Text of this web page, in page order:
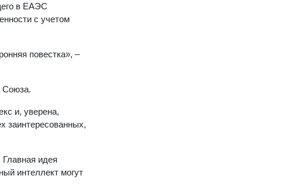
в ЕАЭС
с учетом
повестка», –
Союза.
и, уверена,
заинтересованных,
идея
интеллект могут